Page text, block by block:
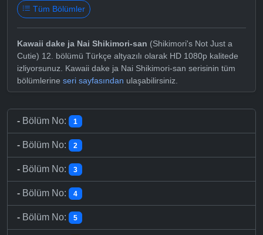
Tüm Bölümler
Kawaii dake ja Nai Shikimori-san (Shikimori's Not Just a
Cutie) 12. bölümü Türkçe altyazılı olarak HD 1080p kalitede
izliyorsunuz. Kawaii dake ja Nai Shikimori-san serisinin tüm
bölümlerine seri sayfasından ulaşabilirsiniz.
- Bölüm No: 1
- Bölüm No: 2
- Bölüm No: 3
- Bölüm No: 4
- Bölüm No: 5